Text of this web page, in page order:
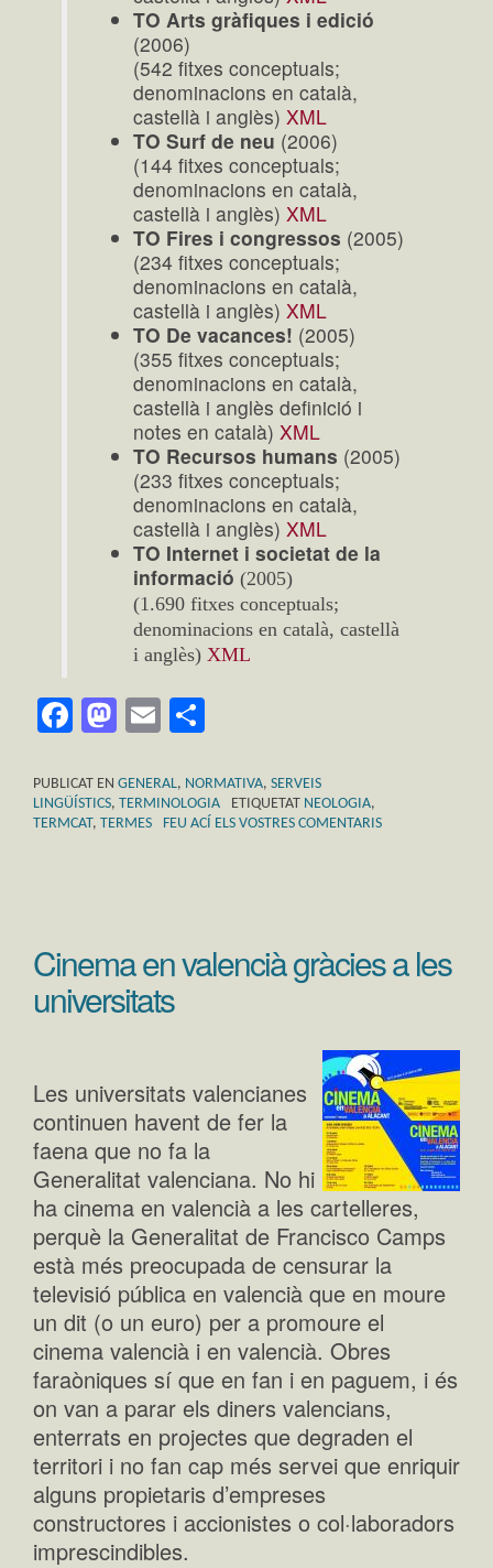
TO Arts gràfiques i edició
(2006)
(542 fitxes conceptuals;
denominacions en català,
castellà i anglès)XML
TO Surf de neu (2006)
(144 fitxes conceptuals;
denominacions en català,
castellà i anglès)XML
TO Fires i congressos (2005)
(234 fitxes conceptuals;
denominacions en català,
castellà i anglès)XML
TO De vacances! (2005)
(355 fitxes conceptuals;
denominacions en català,
castellà i anglès definició i
notes en català)XML
TO Recursos humans (2005)
(233 fitxes conceptuals;
denominacions en català,
castellà i anglès)XML
TO Internet i societat de la
informació (2005)
(1.690 fitxes conceptuals;
denominacions en català, castellà
i anglès)XML
Facebook
Mastodon
Email
PUBLICAT EN GENERAL, NORMATIVA, SERVEIS
LINGÜÍSTICS, TERMINOLOGIA ETIQUETAT NEOLOGIA,
TERMCAT, TERMES FEU ACÍ ELS VOSTRES COMENTARIS
Cinema en valencià gràcies a les
universitats
Les universitats valencianes
continuen havent de fer la
faena que no fa la
Generalitat valenciana. No hi
ha cinema en valencià a les cartelleres,
perquè la Generalitat de Francisco Camps
està més preocupada de censurar la
televisió pública en valencià que en moure
un dit (o un euro) per a promoure el
cinema valencià i en valencià. Obres
faraòniques sí que en fan i en paguem, i és
on van a parar els diners valencians,
enterrats en projectes que degraden el
territori i no fan cap més servei que enriquir
alguns propietaris d’empreses
constructores i accionistes o col·laboradors
imprescindibles.